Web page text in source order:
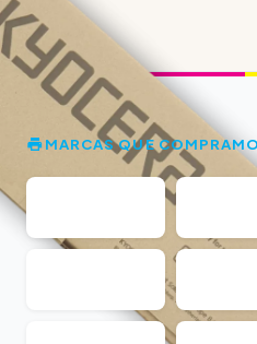
MARCAS QUE